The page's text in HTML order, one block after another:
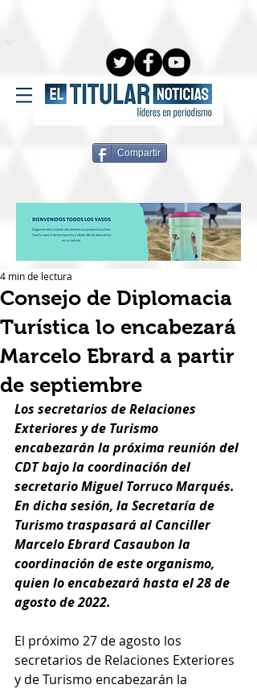
Compartir
Consejo de Diplomacia
Turística lo encabezará
Marcelo Ebrard a partir
de septiembre
4 min de lectura
Los secretarios de Relaciones
Exteriores y de Turismo
encabezarán la próxima reunión del
CDT bajo la coordinación del
secretario Miguel Torruco Marqués.
En dicha sesión, la Secretaría de
Turismo traspasará al Canciller
Marcelo Ebrard Casaubon la
coordinación de este organismo,
quien lo encabezará hasta el 28 de
agosto de 2022.
El próximo 27 de agosto los
secretarios de Relaciones Exteriores
y de Turismo encabezarán la